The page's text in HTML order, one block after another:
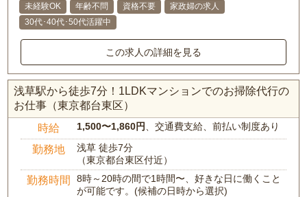
未経験OK
年齢不問 資格不要
家政婦の求人
30代･40代･50代活躍中
この求人の詳細を見る
浅草駅から徒歩7分！1LDKマンションでのお掃除代行の
お仕事（東京都台東区）
時給 1,500〜1,860円 、交通費支給、前払い制度あり
勤務地
浅草 徒歩7分
（東京都台東区付近）
勤務時間
8時～20時の間で1時間〜、好きな日に働くこと
が可能です。(候補の日時から選択)